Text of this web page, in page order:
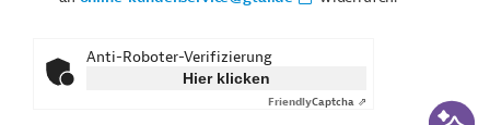
Anti-Roboter-Verifizierung
Hier klicken
FriendlyCaptcha ⇗ KI-